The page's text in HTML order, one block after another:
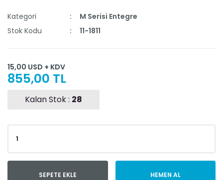
Kategori
M Serisi Entegre
Stok Kodu
11-1811
15,00 USD + KDV
855,00 TL
Kalan Stok : 28
SEPETE EKLE HEMEN AL